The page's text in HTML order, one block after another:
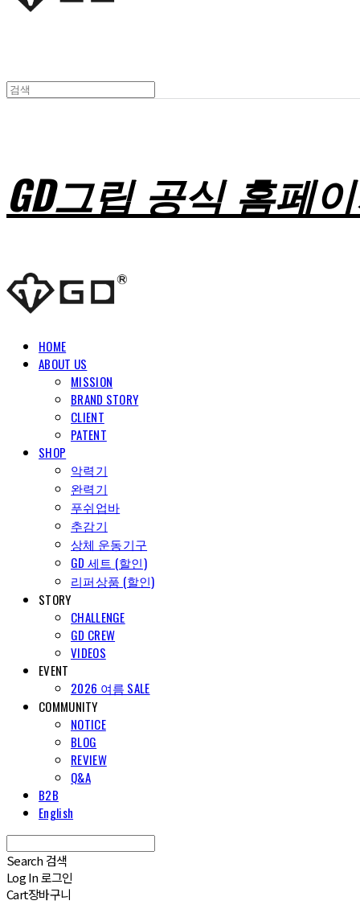
GD그립 공식 홈페
HOME
ABOUT US
MISSION
BRAND STORY
CLIENT
PATENT
SHOP
악력기
완력기
푸쉬업바
추감기
상체 운동기구
GD 세트 (할인)
리퍼상품 (할인)
STORY
CHALLENGE
GD CREW
VIDEOS
EVENT
2026 여름 SALE
COMMUNITY
NOTICE
BLOG
REVIEW
Q&A
B2B
English
Search 검색
Log In로그인
Cart장바구니